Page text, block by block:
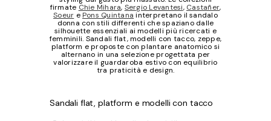
firmate Chie Mihara, Sergio Levantesi, Castañer,
Soeur e Pons Quintana interpretano il sandalo
donna con stili differenti che spaziano dalle
silhouette essenziali ai modelli più ricercati e
femminili. Sandali flat, modelli con tacco, zeppe,
platform e proposte con plantare anatomico si
alternano in una selezione progettata per
valorizzare il guardaroba estivo con equilibrio
tra praticità e design.
Sandali flat, platform e modelli con tacco